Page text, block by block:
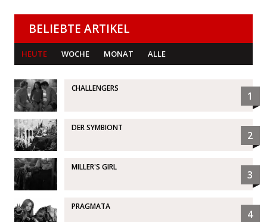
BELIEBTE ARTIKEL
HEUTE WOCHE MONAT ALLE
CHALLENGERS
1
DER SYMBIONT
2
MILLER'S GIRL
3
PRAGMATA
4